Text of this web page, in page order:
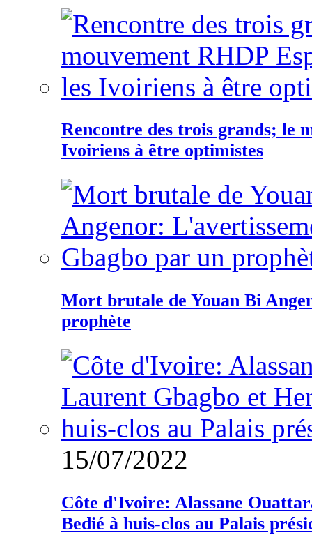
Rencontre des trois grands; le
Ivoiriens à être optimistes
Mort brutale de Youan Bi
prophète
15/07/2022
Côte d'Ivoire: Alassane
Bedié à huis-clos au Palais